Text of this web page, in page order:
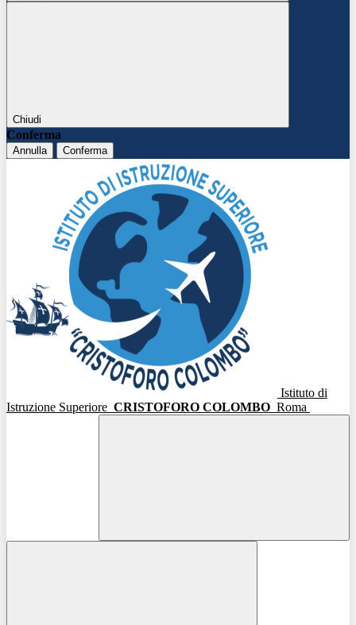
Chiudi
Conferma
Annulla Conferma
Istituto di
Istruzione Superiore CRISTOFORO COLOMBO Roma